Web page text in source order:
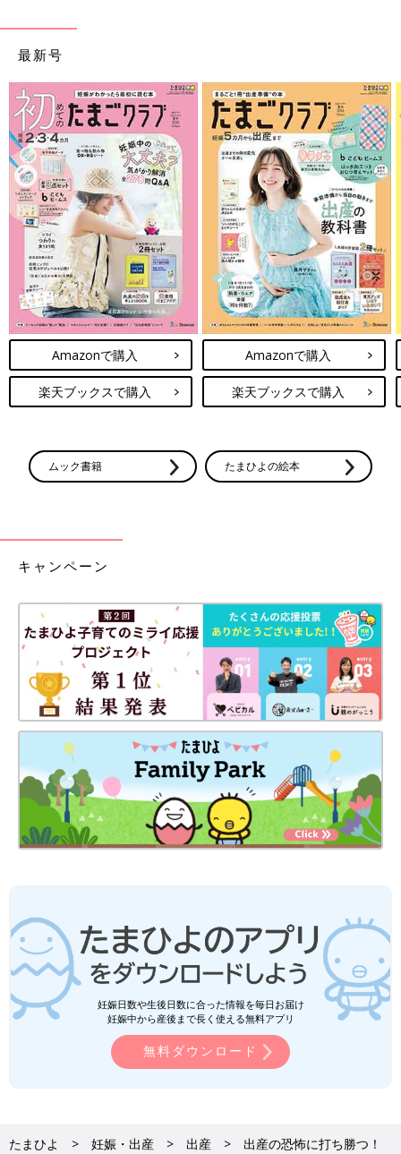
最新号
Amazonで購入
楽天ブックスで購入
Amazonで購入
楽天ブックスで購入
ムック書籍 たまひよの絵本
キャンペーン
妊娠日数や生後日数に合った情報を毎日お届け
妊娠中から産後まで長く使える無料アプリ
無料ダウンロード
たまひよ 妊娠・出産 出産 出産の恐怖に打ち勝つ！